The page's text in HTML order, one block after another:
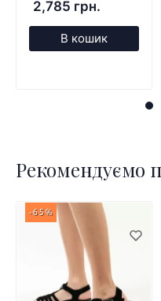
2,785 грн.
В кошик
Рекомендуємо
-65%